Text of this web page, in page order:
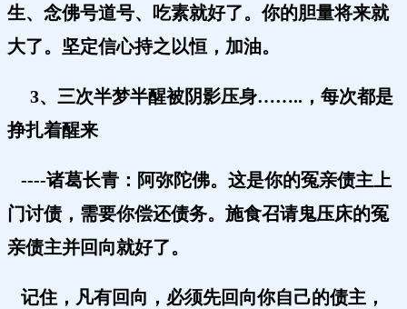
生、念佛号道号、吃素就好了。你的胆量将来就
大了。 坚定信心持之以恒，加油。
3、三次半梦半醒被阴影压身……..，每次都是
挣扎着醒来
----诸葛长青：阿弥陀佛。这是你的冤亲债主上
门讨债，需要你偿还债务。施食召请鬼压床的冤
亲债主并回向就好了。
记住，凡有回向，必须先回向你自己的债主，